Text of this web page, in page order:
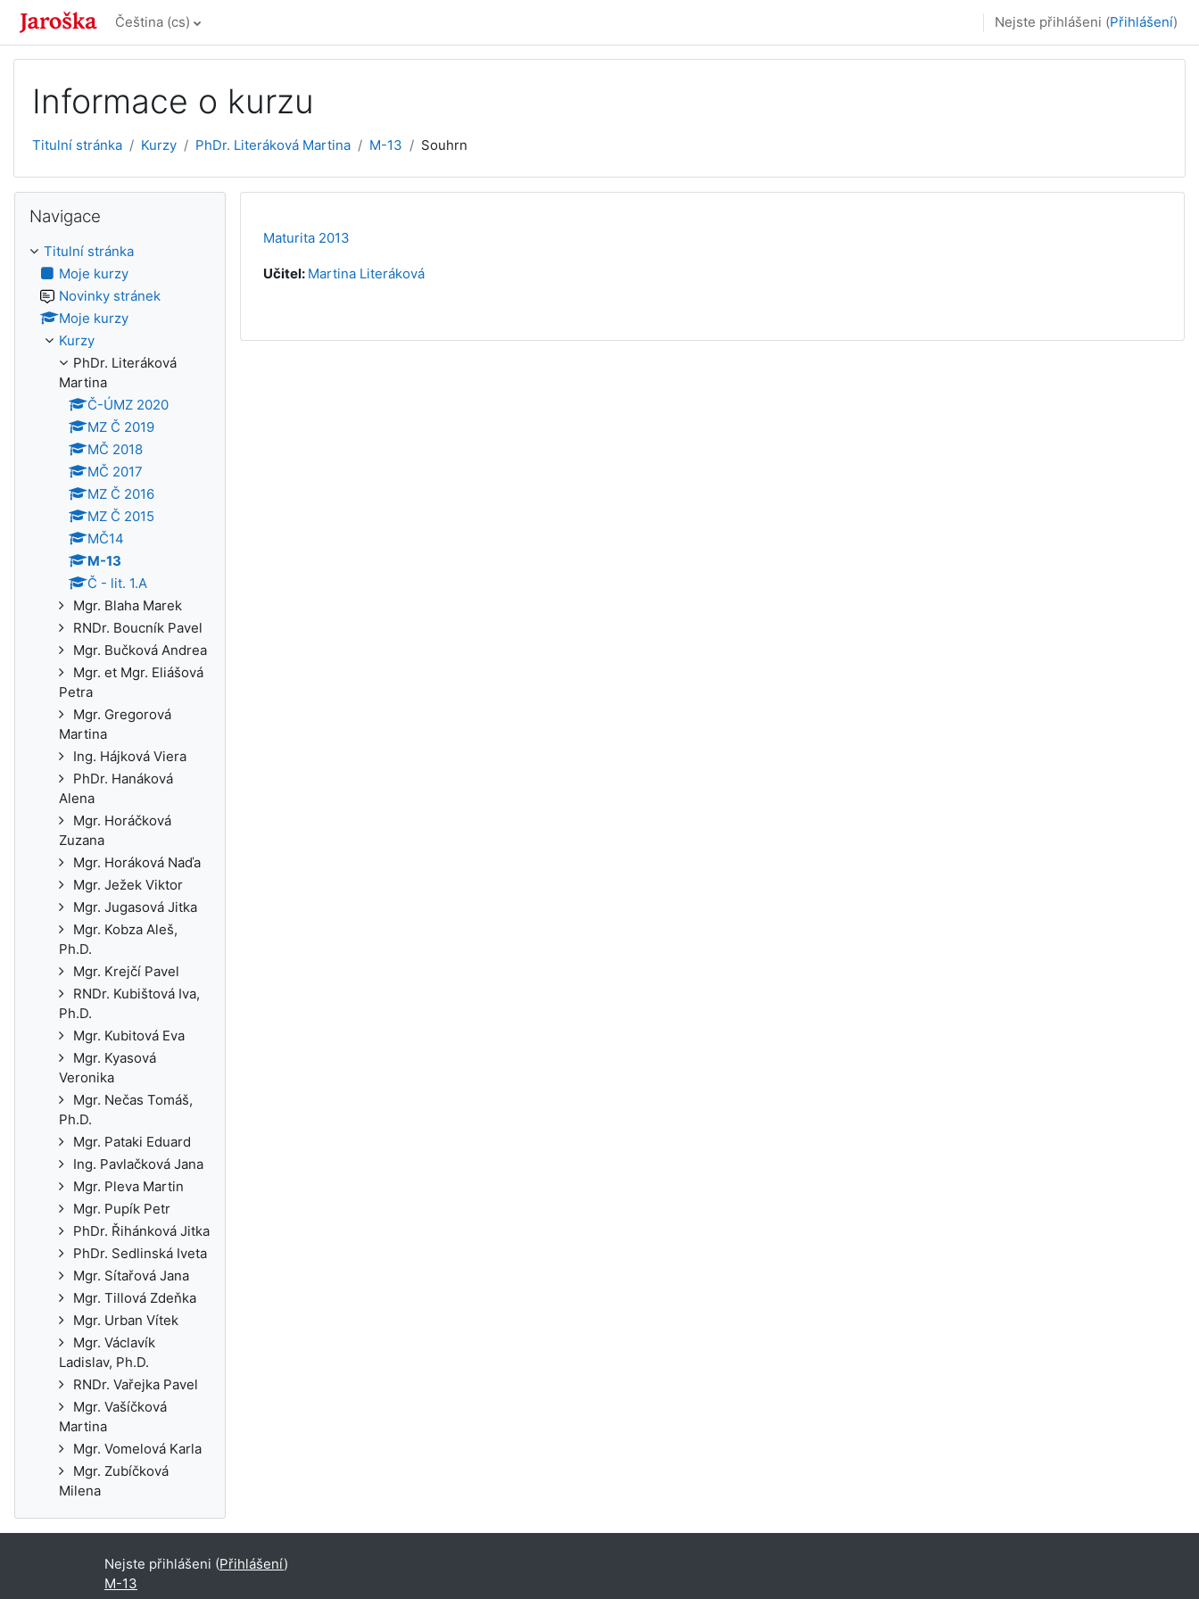
Přejít k hlavnímu obsahu
Čeština ‎(cs)‎ Nejste přihlášeni (Přihlášení)
Informace o kurzu
Titulní stránka Kurzy PhDr. Literáková Martina M-13 Souhrn
Maturita 2013
Učitel: Martina Literáková
Navigace
Titulní stránka
Moje kurzy
Novinky stránek
Moje kurzy
Kurzy
PhDr. Literáková
Martina
Č-ÚMZ 2020
MZ Č 2019
MČ 2018
MČ 2017
MZ Č 2016
MZ Č 2015
MČ14
M-13
Č - lit. 1.A
Mgr. Blaha Marek
RNDr. Boucník Pavel
Mgr. Bučková Andrea
Mgr. et Mgr. Eliášová
Petra
Mgr. Gregorová
Martina
Ing. Hájková Viera
PhDr. Hanáková
Alena
Mgr. Horáčková
Zuzana
Mgr. Horáková Naďa
Mgr. Ježek Viktor
Mgr. Jugasová Jitka
Mgr. Kobza Aleš,
Ph.D.
Mgr. Krejčí Pavel
RNDr. Kubištová Iva,
Ph.D.
Mgr. Kubitová Eva
Mgr. Kyasová
Veronika
Mgr. Nečas Tomáš,
Ph.D.
Mgr. Pataki Eduard
Ing. Pavlačková Jana
Mgr. Pleva Martin
Mgr. Pupík Petr
PhDr. Řihánková Jitka
PhDr. Sedlinská Iveta
Mgr. Sítařová Jana
Mgr. Tillová Zdeňka
Mgr. Urban Vítek
Mgr. Václavík
Ladislav, Ph.D.
RNDr. Vařejka Pavel
Mgr. Vašíčková
Martina
Mgr. Vomelová Karla
Mgr. Zubíčková
Milena
Nejste přihlášeni (Přihlášení)
M-13